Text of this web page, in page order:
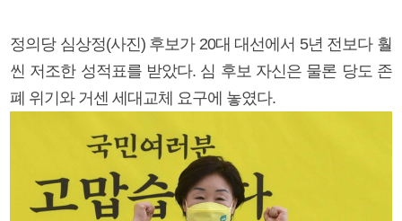
정의당 심상정(사진) 후보가 20대 대선에서 5년 전보다 훨
씬 저조한 성적표를 받았다. 심 후보 자신은 물론 당도 존
폐 위기와 거센 세대교체 요구에 놓였다.